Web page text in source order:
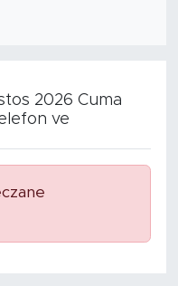
2026 Cuma
ve